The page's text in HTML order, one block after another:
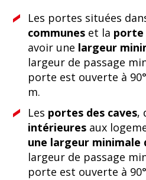
Les portes situées
communes et la porte
avoir une largeur
largeur de passage
porte est ouverte à
m.
Les portes des caves,
intérieures aux
une largeur minimale
largeur de passage
porte est ouverte à